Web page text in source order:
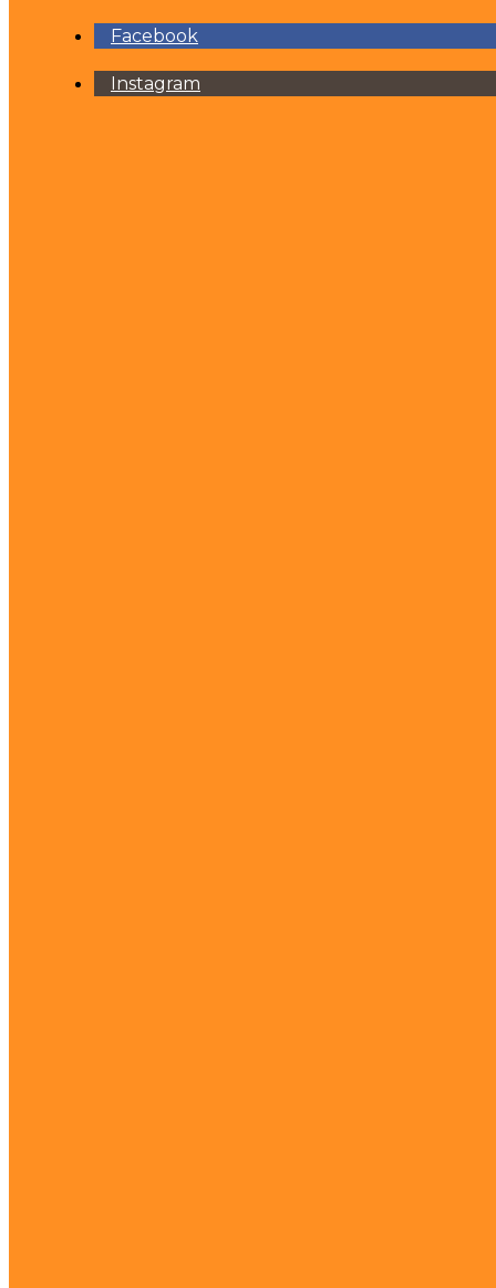
Facebook
Instagram